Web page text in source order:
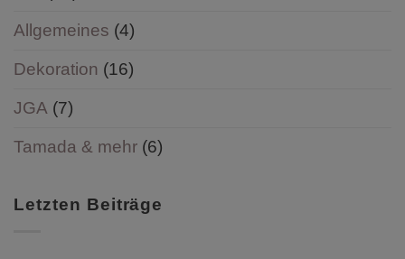
Allgemeines (4)
Dekoration (16)
JGA (7)
Tamada & mehr (6)
Letzten Beiträge